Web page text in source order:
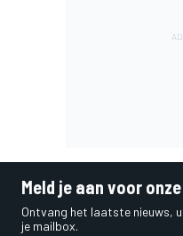
Meld je aan voor
Ontvang het laatste nieuws,
je mailbox.